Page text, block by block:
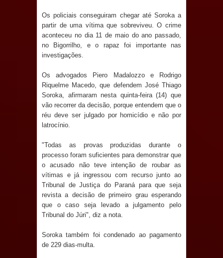
Prefeitura de Sapé promove
campanha Julho Neon com ações de
conscientização sobre saúde bucal
Caldas Brandão: gestão municipal
antecipa pagamento do mês de julho
Santana
Saúde Bucal: Mais de 470 próteses
dentárias já foram entregues pela
Prefeitura de Sapé em 2026
Caldas Brandão: Tradicional Festa de
Os policiais conseguiram chegar até Soroka a
partir de uma vítima que sobreviveu. O crime
aconteceu no dia 11 de maio do ano passado,
no Bigorrilho, e o rapaz foi importante nas
investigações.
Os advogados Piero Madalozzo e Rodrigo
Riquelme Macedo, que defendem José Thiago
Soroka, afirmaram nesta quinta-feira (14) que
vão recorrer da decisão, porque entendem que o
réu deve ser julgado por homicídio e não por
latrocínio.
"Todas as provas produzidas durante o
processo foram suficientes para demonstrar que
o acusado não teve intenção de roubar as
vítimas e já ingressou com recurso junto ao
Tribunal de Justiça do Paraná para que seja
revista a decisão de primeiro grau esperando
que o caso seja levado a julgamento pelo
Tribunal do Júri", diz a nota.
Soroka também foi condenado ao pagamento
de 229 dias-multa.